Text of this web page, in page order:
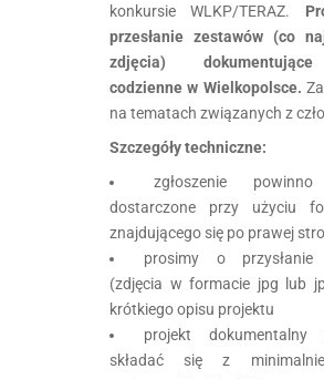
konkursie WLKP/TERAZ.
przesłanie zestawów (co
zdjęcia)
codzienne w Wielkopolsce.
na tematach związanych z
Szczegóły techniczne:
zgłoszenie
dostarczone przy użyciu
znajdującego się po prawej
prosimy o przysłanie
(zdjęcia w formacie jpg lub
krótkiego opisu projektu
projekt dokumentalny
składać się z